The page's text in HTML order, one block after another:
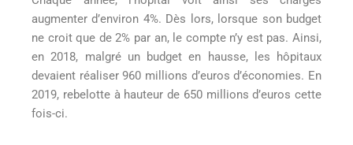
augmenter d’environ 4%. Dès lors, lorsque son budget
ne croit que de 2% par an, le compte n’y est pas. Ainsi,
en 2018, malgré un budget en hausse, les hôpitaux
devaient réaliser 960 millions d’euros d’économies. En
2019, rebelotte à hauteur de 650 millions d’euros cette
fois-ci.